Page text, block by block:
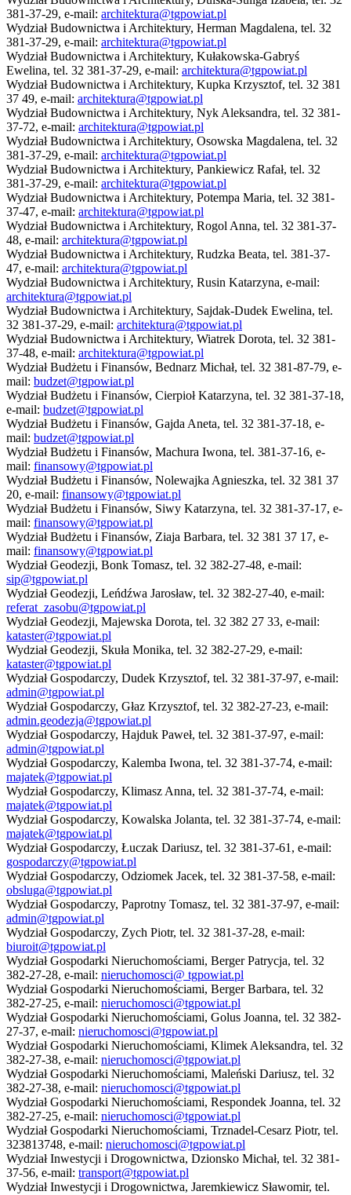
381-37-29, e-mail: architektura@tgpowiat.pl
Wydział Budownictwa i Architektury, Herman Magdalena, tel. 32
381-37-29, e-mail: architektura@tgpowiat.pl
Wydział Budownictwa i Architektury, Kułakowska-Gabryś
Ewelina, tel. 32 381-37-29, e-mail: architektura@tgpowiat.pl
Wydział Budownictwa i Architektury, Kupka Krzysztof, tel. 32 381
37 49, e-mail: architektura@tgpowiat.pl
Wydział Budownictwa i Architektury, Nyk Aleksandra, tel. 32 381-
37-72, e-mail: architektura@tgpowiat.pl
Wydział Budownictwa i Architektury, Osowska Magdalena, tel. 32
381-37-29, e-mail: architektura@tgpowiat.pl
Wydział Budownictwa i Architektury, Pankiewicz Rafał, tel. 32
381-37-29, e-mail: architektura@tgpowiat.pl
Wydział Budownictwa i Architektury, Potempa Maria, tel. 32 381-
37-47, e-mail: architektura@tgpowiat.pl
Wydział Budownictwa i Architektury, Rogol Anna, tel. 32 381-37-
48, e-mail: architektura@tgpowiat.pl
Wydział Budownictwa i Architektury, Rudzka Beata, tel. 381-37-
47, e-mail: architektura@tgpowiat.pl
Wydział Budownictwa i Architektury, Rusin Katarzyna, e-mail:
architektura@tgpowiat.pl
Wydział Budownictwa i Architektury, Sajdak-Dudek Ewelina, tel.
32 381-37-29, e-mail: architektura@tgpowiat.pl
Wydział Budownictwa i Architektury, Wiatrek Dorota, tel. 32 381-
37-48, e-mail: architektura@tgpowiat.pl
Wydział Budżetu i Finansów, Bednarz Michał, tel. 32 381-87-79, e-
mail: budzet@tgpowiat.pl
Wydział Budżetu i Finansów, Cierpioł Katarzyna, tel. 32 381-37-18,
e-mail: budzet@tgpowiat.pl
Wydział Budżetu i Finansów, Gajda Aneta, tel. 32 381-37-18, e-
mail: budzet@tgpowiat.pl
Wydział Budżetu i Finansów, Machura Iwona, tel. 381-37-16, e-
mail: finansowy@tgpowiat.pl
Wydział Budżetu i Finansów, Nolewajka Agnieszka, tel. 32 381 37
20, e-mail: finansowy@tgpowiat.pl
Wydział Budżetu i Finansów, Siwy Katarzyna, tel. 32 381-37-17, e-
mail: finansowy@tgpowiat.pl
Wydział Budżetu i Finansów, Ziaja Barbara, tel. 32 381 37 17, e-
mail: finansowy@tgpowiat.pl
Wydział Geodezji, Bonk Tomasz, tel. 32 382-27-48, e-mail:
sip@tgpowiat.pl
Wydział Geodezji, Leńdźwa Jarosław, tel. 32 382-27-40, e-mail:
referat_zasobu@tgpowiat.pl
Wydział Geodezji, Majewska Dorota, tel. 32 382 27 33, e-mail:
kataster@tgpowiat.pl
Wydział Geodezji, Skuła Monika, tel. 32 382-27-29, e-mail:
kataster@tgpowiat.pl
Wydział Gospodarczy, Dudek Krzysztof, tel. 32 381-37-97, e-mail:
admin@tgpowiat.pl
Wydział Gospodarczy, Głaz Krzysztof, tel. 32 382-27-23, e-mail:
admin.geodezja@tgpowiat.pl
Wydział Gospodarczy, Hajduk Paweł, tel. 32 381-37-97, e-mail:
admin@tgpowiat.pl
Wydział Gospodarczy, Kalemba Iwona, tel. 32 381-37-74, e-mail:
majatek@tgpowiat.pl
Wydział Gospodarczy, Klimasz Anna, tel. 32 381-37-74, e-mail:
majatek@tgpowiat.pl
Wydział Gospodarczy, Kowalska Jolanta, tel. 32 381-37-74, e-mail:
majatek@tgpowiat.pl
Wydział Gospodarczy, Łuczak Dariusz, tel. 32 381-37-61, e-mail:
gospodarczy@tgpowiat.pl
Wydział Gospodarczy, Odziomek Jacek, tel. 32 381-37-58, e-mail:
obsluga@tgpowiat.pl
Wydział Gospodarczy, Paprotny Tomasz, tel. 32 381-37-97, e-mail:
admin@tgpowiat.pl
Wydział Gospodarczy, Zych Piotr, tel. 32 381-37-28, e-mail:
biuroit@tgpowiat.pl
Wydział Gospodarki Nieruchomościami, Berger Patrycja, tel. 32
382-27-28, e-mail: nieruchomosci@ tgpowiat.pl
Wydział Gospodarki Nieruchomościami, Berger Barbara, tel. 32
382-27-25, e-mail: nieruchomosci@tgpowiat.pl
Wydział Gospodarki Nieruchomościami, Golus Joanna, tel. 32 382-
27-37, e-mail: nieruchomosci@tgpowiat.pl
Wydział Gospodarki Nieruchomościami, Klimek Aleksandra, tel. 32
382-27-38, e-mail: nieruchomosci@tgpowiat.pl
Wydział Gospodarki Nieruchomościami, Maleński Dariusz, tel. 32
382-27-38, e-mail: nieruchomosci@tgpowiat.pl
Wydział Gospodarki Nieruchomościami, Respondek Joanna, tel. 32
382-27-25, e-mail: nieruchomosci@tgpowiat.pl
Wydział Gospodarki Nieruchomościami, Trznadel-Cesarz Piotr, tel.
323813748, e-mail: nieruchomosci@tgpowiat.pl
Wydział Inwestycji i Drogownictwa, Dzionsko Michał, tel. 32 381-
37-56, e-mail: transport@tgpowiat.pl
Wydział Inwestycji i Drogownictwa, Jaremkiewicz Sławomir, tel.